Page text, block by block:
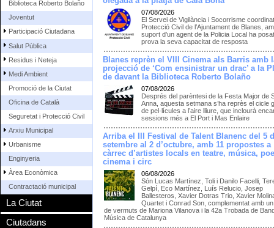
Biblioteca Roberto Bolaño
Joventut
Participació Ciutadana
Salut Pública
Residus i Neteja
Medi Ambient
Promoció de la Ciutat
Oficina de Català
Seguretat i Protecció Civil
Arxiu Municipal
Urbanisme
Enginyeria
Àrea Econòmica
Contractació municipal
La Ciutat
Ciutadans
07/08/2026
El Servei de Vigilància i Socorrisme
Protecció Civil de l’Ajuntament de Blanes,
suport d’un agent de la Policia Local ha
prova la seva capacitat de resposta
Blanes reprèn el VIII Cinema als Barris amb
projecció de ‘Com ensinistrar un drac’ a la
de davant la Biblioteca Roberto Bolaño
07/08/2026
Després del parèntesi de la Festa Major de
Anna, aquesta setmana s’ha reprès el cicle
de pel·lícules a l’aire lliure, que inclourà
sessions més a El Port i Mas Enlaire
Arriba el III Festival de Talent Blanenc del 5
setembre al 2 d’octubre, amb 11 propostes a
càrrec d’artistes locals en teatre, música,
cinema i circ
06/08/2026
Són Lucas Martínez, Toli i Danilo Facelli,
Gelpí, Eco Martínez, Luís Relucio, Josep
Ballesteros, Xavier Dotras Trio, Xavier
Quartet i Conrad Son, complementat amb
de vermuts de Mariona Vilanova i la 42a Trobada de
Música de Catalunya